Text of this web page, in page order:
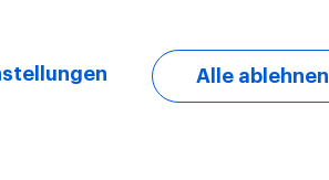
Alle ablehnen